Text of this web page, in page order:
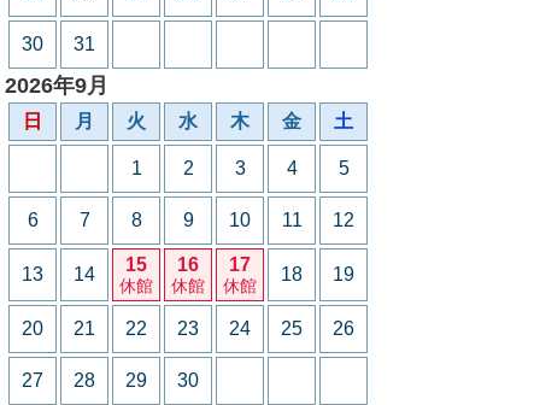
30 31
2026年9月
日 月 火 水 木 金 土
1 2 3 4 5
6 7 8 9 10 11 12
13 14 15
休館
16
休館
17
休館
18 19
20 21 22 23 24 25 26
27 28 29 30